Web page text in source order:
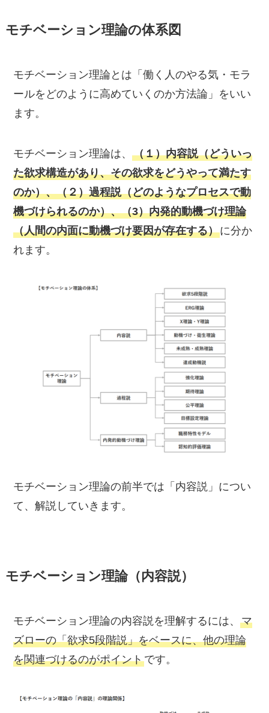
モチベーション理論の体系図
モチベーション理論とは「働く人のやる気・モラ
ールをどのように高めていくのか方法論」をいい
ます。
モチベーション理論は、（１）内容説（どういっ
た欲求構造があり、その欲求をどうやって満たす
のか）、（２）過程説（どのようなプロセスで動
機づけられるのか）、（3）内発的動機づけ理論
（人間の内面に動機づけ要因が存在する）に分か
れます。
モチベーション理論の前半では「内容説」につい
て、解説していきます。
モチベーション理論（内容説）
モチベーション理論の内容説を理解するには、マ
ズローの「欲求5段階説」をベースに、他の理論
を関連づけるのがポイントです。